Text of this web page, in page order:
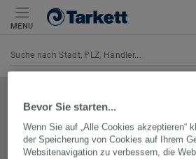
MENU
39
Bevor Sie starten...
Wenn Sie auf „Alle Cookies akzeptieren“
der Speicherung von Cookies auf Ihrem
Websitenavigation zu verbessern, die